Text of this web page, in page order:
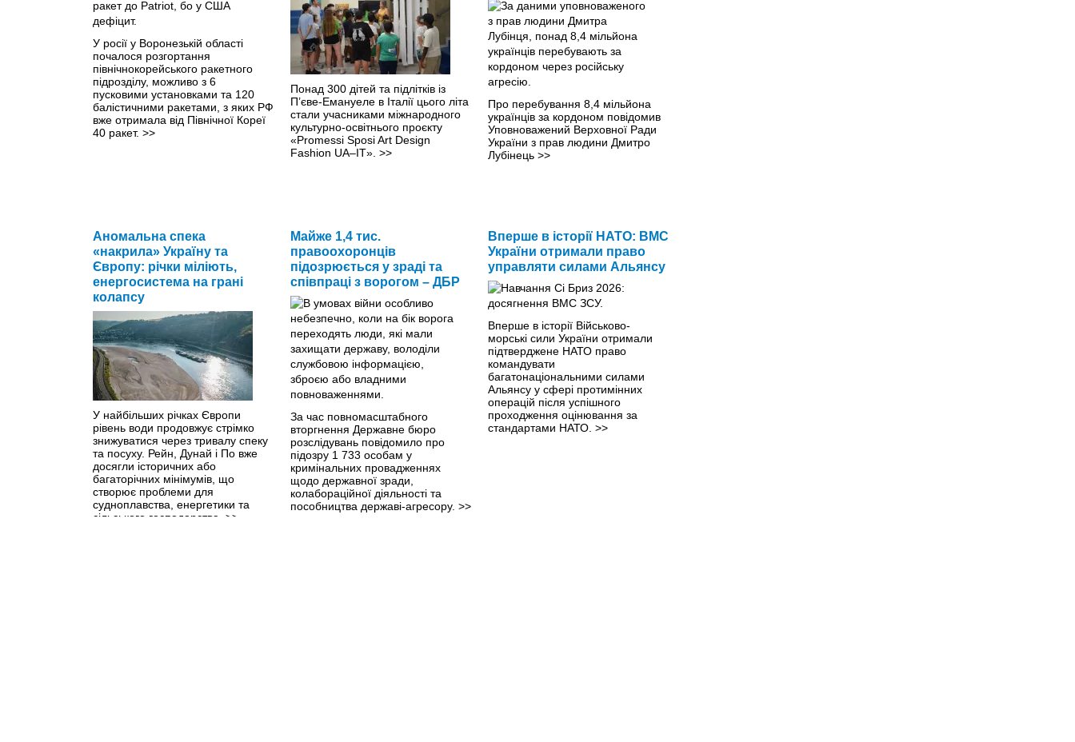
У росії у Воронезькій області
почалося розгортання
північнокорейського ракетного
підрозділу, можливо з 6
пусковими установками та 120
балістичними ракетами, з яких РФ
вже отримала від Північної Кореї
40 ракет. >>
Понад 300 дітей та підлітків із
П’єве-Емануеле в Італії цього літа
стали учасниками міжнародного
культурно-освітнього проєкту
«Promessi Sposi Art Design
Fashion UA–IT». >>
Про перебування 8,4 мільйона
українців за кордоном повідомив
Уповноважений Верховної Ради
України з прав людини Дмитро
Лубінець >>
Аномальна спека
«накрила» Україну та
Європу: річки міліють,
енергосистема на грані
колапсу
У найбільших річках Європи
рівень води продовжує стрімко
знижуватися через тривалу спеку
та посуху. Рейн, Дунай і По вже
досягли історичних або
багаторічних мінімумів, що
створює проблеми для
судноплавства, енергетики та
сільського господарства. >>
Майже 1,4 тис.
правоохоронців
підозрюється у зраді та
співпраці з ворогом – ДБР
За час повномасштабного
вторгнення Державне бюро
розслідувань повідомило про
підозру 1 733 особам у
кримінальних провадженнях
щодо державної зради,
колабораційної діяльності та
пособництва державі-агресору. >>
Вперше в історії НАТО: ВМС
України отримали право
управляти силами Альянсу
Вперше в історії Військово-
морські сили України отримали
підтверджене НАТО право
командувати
багатонаціональними силами
Альянсу у сфері протимінних
операцій після успішного
проходження оцінювання за
стандартами НАТО. >>